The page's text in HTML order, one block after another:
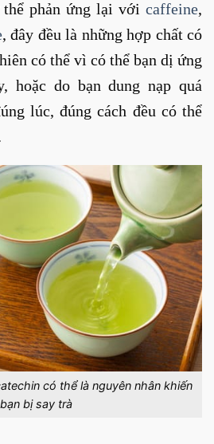
phản ứng lại với caffeine,
, đây đều là những hợp chất có
có thể vì có thể bạn dị ứng
hoặc do bạn dung nạp quá
lúc, đúng cách đều có thể
có thể là nguyên nhân khiến
bạn bị say trà